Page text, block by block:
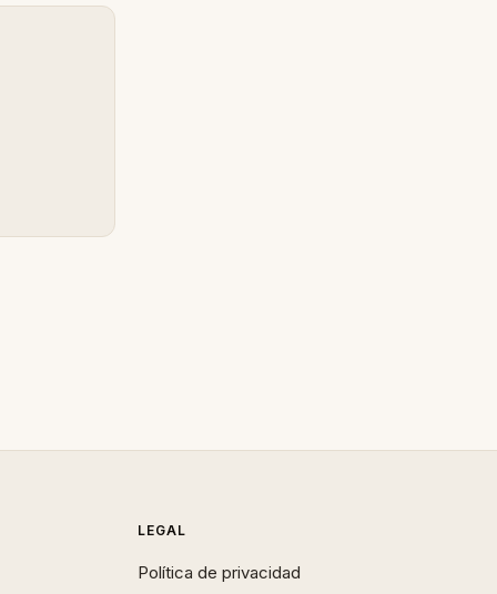
LEGAL
Política de privacidad